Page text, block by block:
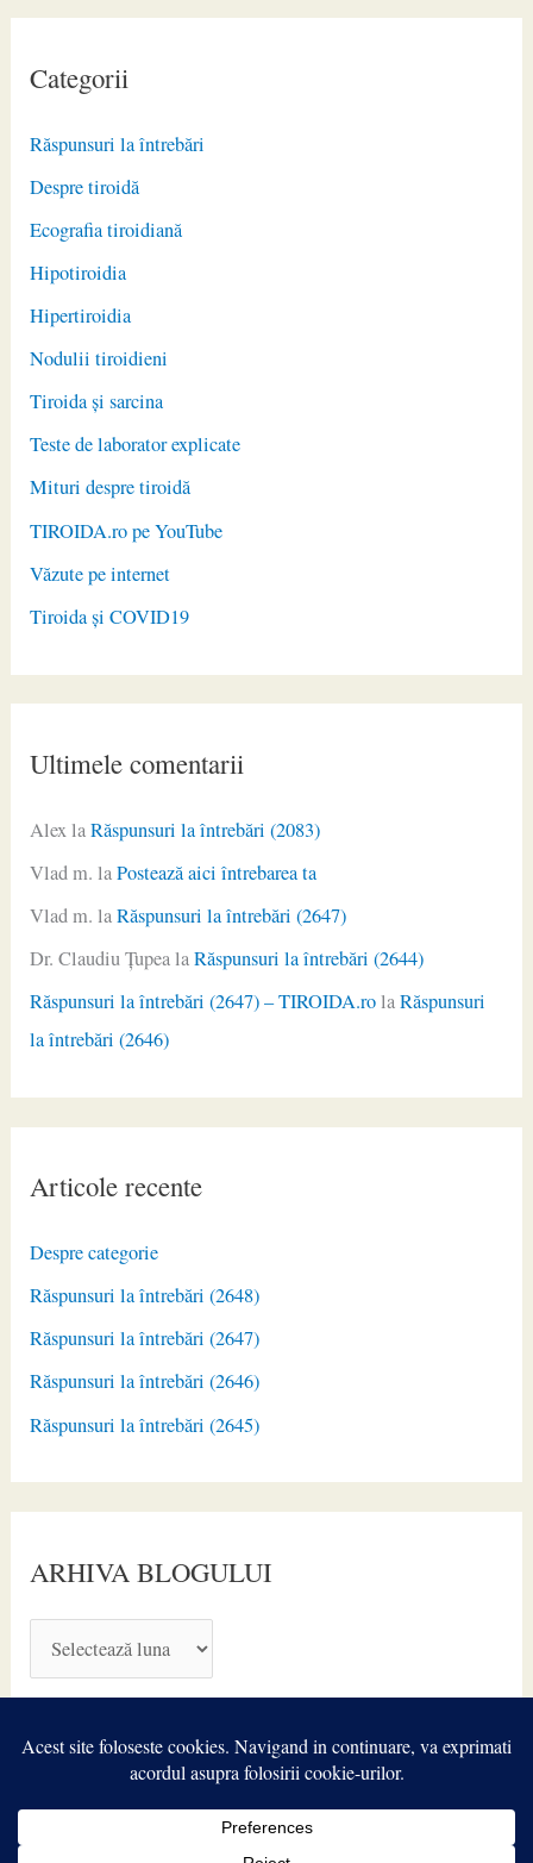
Categorii
Răspunsuri la întrebări
Despre tiroidă
Ecografia tiroidiană
Hipotiroidia
Hipertiroidia
Nodulii tiroidieni
Tiroida și sarcina
Teste de laborator explicate
Mituri despre tiroidă
TIROIDA.ro pe YouTube
Văzute pe internet
Tiroida și COVID19
Ultimele comentarii
AlexlaRăspunsuri la întrebări (2083)
Vlad m. laPostează aici întrebarea ta
Vlad m. laRăspunsuri la întrebări (2647)
Dr. Claudiu ŢupealaRăspunsuri la întrebări (2644)
Răspunsuri la întrebări (2647) – TIROIDA.rolaRăspunsuri
la întrebări (2646)
Articole recente
Despre categorie
Răspunsuri la întrebări (2648)
Răspunsuri la întrebări (2647)
Răspunsuri la întrebări (2646)
Răspunsuri la întrebări (2645)
ARHIVA BLOGULUI
R
I
TIROIDA.ro| Powered by